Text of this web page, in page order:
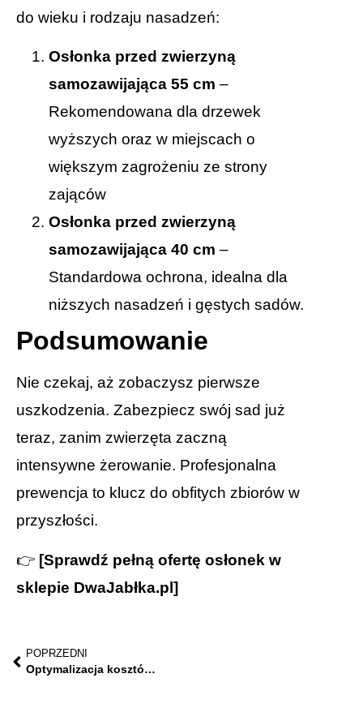
do wieku i rodzaju nasadzeń:
Osłonka przed zwierzyną
samozawijająca 55 cm –
Rekomendowana dla drzewek
wyższych oraz w miejscach o
większym zagrożeniu ze strony
zająców
Osłonka przed zwierzyną
samozawijająca 40 cm –
Standardowa ochrona, idealna dla
niższych nasadzeń i gęstych sadów.
Podsumowanie
Nie czekaj, aż zobaczysz pierwsze
uszkodzenia. Zabezpiecz swój sad już
teraz, zanim zwierzęta zaczną
intensywne żerowanie. Profesjonalna
prewencja to klucz do obfitych zbiorów w
przyszłości.
👉 [Sprawdź pełną ofertę osłonek w
sklepie DwaJabłka.pl]
POPRZEDNI
Optymalizacja kosztów i agrotechnika cięcia: Dlaczego nowoczesne narzędzia w sadzie to konieczność?